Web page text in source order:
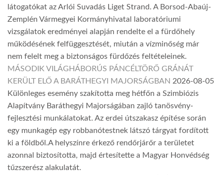
látogatókat az Arlói Suvadás Liget Strand. A Borsod-Abaúj-
Zemplén Vármegyei Kormányhivatal laboratóriumi
vizsgálatok eredményei alapján rendelte el a fürdőhely
működésének felfüggesztését, miután a vízminőség már
nem felelt meg a biztonságos fürdőzés feltételeinek.
MÁSODIK VILÁGHÁBORÚS PÁNCÉLTÖRŐ GRÁNÁT
KERÜLT ELŐ A BARÁTHEGYI MAJORSÁGBAN 2026-08-05
Különleges esemény szakította meg hétfőn a Szimbiózis
Alapítvány Baráthegyi Majorságában zajló tanösvény-
fejlesztési munkálatokat. Az erdei útszakasz építése során
egy munkagép egy robbanótestnek látszó tárgyat fordított
ki a földből.A helyszínre érkező rendőrjárőr a területet
azonnal biztosította, majd értesítette a Magyar Honvédség
tűzszerész alakulatát.